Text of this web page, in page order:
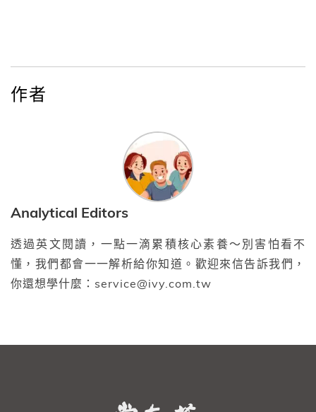
作者
Analytical Editors
透過英文閱讀，一點一滴累積核心素養～別害怕看不
懂，我們都會一一解析給你知道。歡迎來信告訴我們，
你還想學什麼：service@ivy.com.tw